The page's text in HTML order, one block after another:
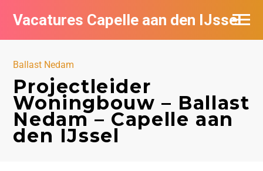
Vacatures Capelle aan den IJssel
Ballast Nedam
Projectleider
Woningbouw – Ballast
Nedam – Capelle aan
den IJssel